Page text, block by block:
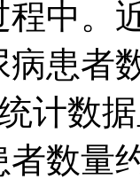
程中。
病患者
统计数
者数量